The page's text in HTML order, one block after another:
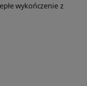
wykończenie z